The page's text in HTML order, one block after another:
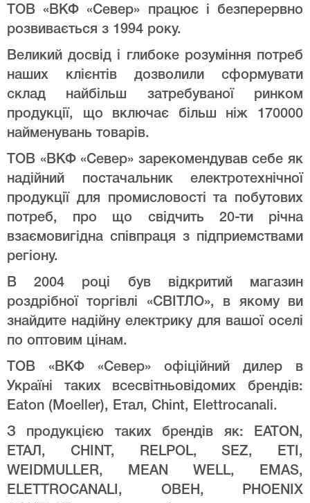
ТОВ «ВКФ «Север» працює і безперервно
розвивається з 1994 року.
Великий досвід і глибоке розуміння потреб
наших клієнтів дозволили сформувати
склад найбільш затребуваної ринком
продукції, що включає більш ніж 170000
найменувань товарів.
ТОВ «ВКФ «Север» зарекомендував себе як
надійний постачальник електротехнічної
продукції для промисловості та побутових
потреб, про що свідчить 20-ти річна
взаємовигідна співпраця з підприемствами
регіону.
В 2004 році був відкритий магазин
роздрібної торгівлі «СВІТЛО», в якому ви
знайдите надійну електрику для вашої оселі
по оптовим цінам.
ТОВ «ВКФ «Север» офіційний дилер в
Україні таких всесвітньовідомих брендів:
Eaton (Moeller), Етал, Chint, Elettrocanali.
З продукцією таких брендів як: EATON,
ЕТАЛ, CHINT, RELPOL, SEZ, ETI,
WEIDMULLER, MEAN WELL, EMAS,
ELETTROCANALI, ОВЕН, PHOENIX